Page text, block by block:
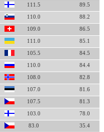
111.5 89.5
110.0 88.2
109.0 86.5
111.0 85.1
105.5 84.5
110.0 84.4
108.0 82.8
107.0 81.6
107.5 81.3
103.0 78.0
83.0 35.4